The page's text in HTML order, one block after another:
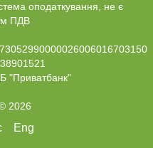
оподаткування, не є
ПДВ
"Приватбанк"
2026
Eng